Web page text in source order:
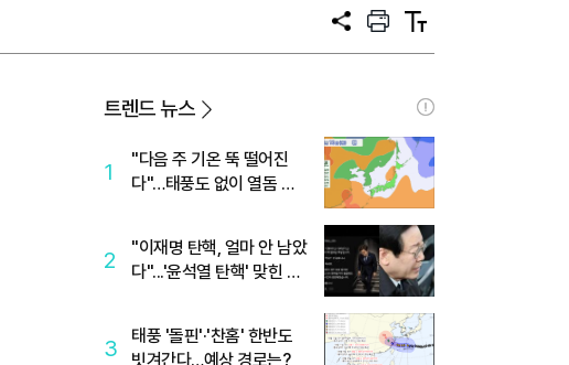
공
프
트
텍
트
트렌드 뉴스
1
"다음 주 기온 뚝 떨어진
다"…태풍도 없이 열돔 박
2
"이재명 탄핵, 얼마 안 남았
다"...'윤석열 탄핵' 맞힌 무
3
태풍 '돌핀'·'찬홈' 한반도
빗겨간다…예상 경로는?